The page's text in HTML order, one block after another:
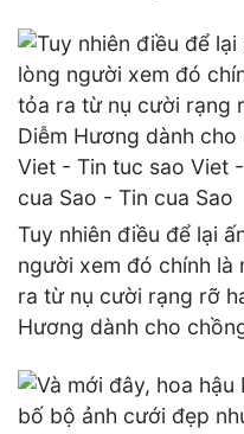
Tuy nhiên điều để lại
người xem đó chính là
ra từ nụ cười rạng rỡ
Hương dành cho